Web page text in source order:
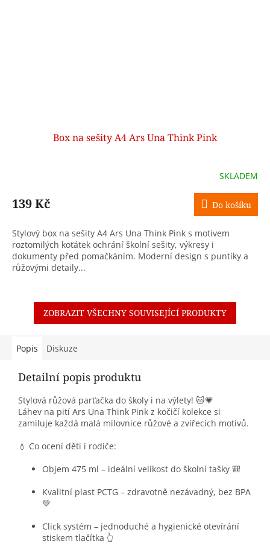
Box na sešity A4 Ars Una Think Pink
SKLADEM
139 Kč Do košíku
Stylový box na sešity A4 Ars Una Think Pink s motivem
roztomilých koťátek ochrání školní sešity, výkresy i
dokumenty před pomačkáním. Moderní design s puntíky a
růžovými detaily...
ZOBRAZIT VŠECHNY SOUVISEJÍCÍ PRODUKTY
Popis Diskuze
Detailní popis produktu
Stylová růžová parťačka do školy i na výlety! 🐱💗
Láhev na pití Ars Una Think Pink z kočičí kolekce si
zamiluje každá malá milovnice růžové a zvířecích motivů.
💧 Co ocení děti i rodiče:
Objem 475 ml – ideální velikost do školní tašky 🎒
Kvalitní plast PCTG – zdravotně nezávadný, bez BPA
💚
Click systém – jednoduché a hygienické otevírání
stiskem tlačítka 👆